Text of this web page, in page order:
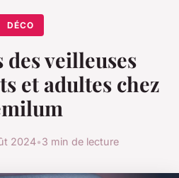
DÉCO
des veilleuses
et adultes chez
2024•3 min de lecture